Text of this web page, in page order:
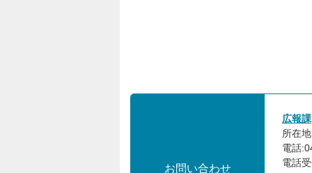
お問い合わせ
広報課
所在
電話
電話